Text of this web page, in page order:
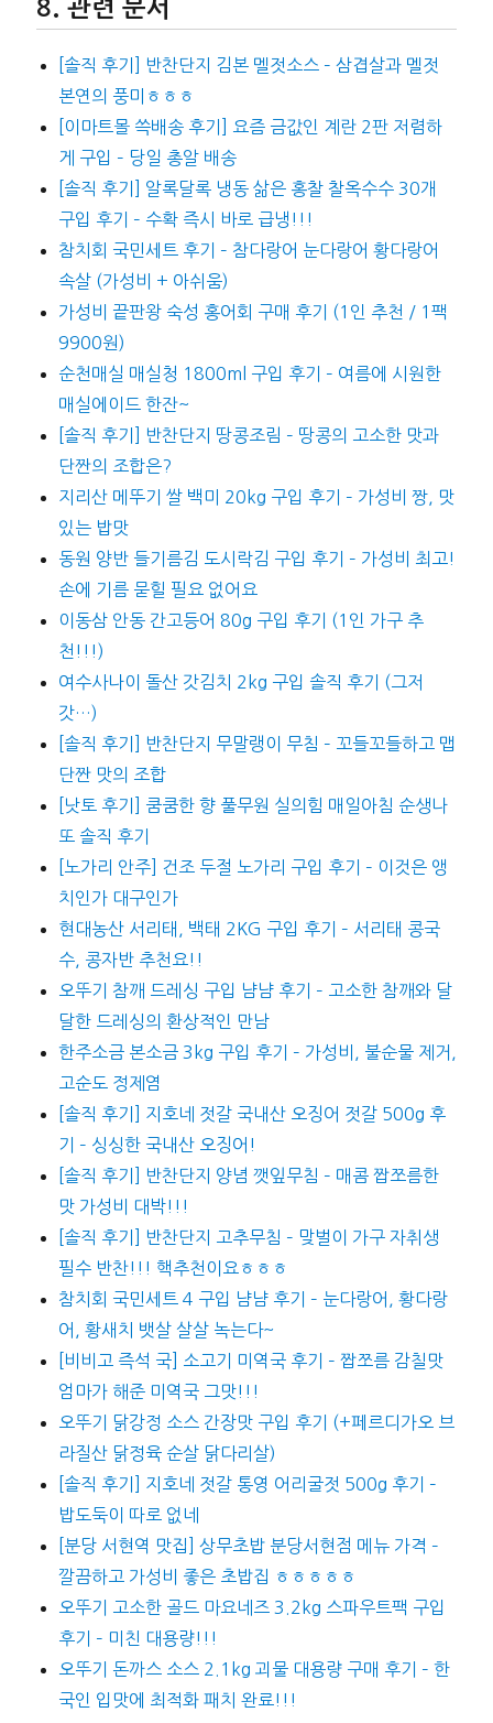
관련 문서
[솔직 후기] 반찬단지 김본 멜젓소스 – 삼겹살과 멜젓
본연의 풍미ㅎㅎㅎ
[이마트몰 쓱배송 후기] 요즘 금값인 계란 2판 저렴하
게 구입 – 당일 총알 배송
[솔직 후기] 알록달록 냉동 삶은 홍찰 찰옥수수 30개
구입 후기 – 수확 즉시 바로 급냉!!!
참치회 국민세트 후기 – 참다랑어 눈다랑어 황다랑어
속살 (가성비 + 아쉬움)
가성비 끝판왕 숙성 홍어회 구매 후기 (1인 추천 / 1팩
9900원)
순천매실 매실청 1800ml 구입 후기 – 여름에 시원한
매실에이드 한잔~
[솔직 후기] 반찬단지 땅콩조림 – 땅콩의 고소한 맛과
단짠의 조합은?
지리산 메뚜기 쌀 백미 20kg 구입 후기 – 가성비 짱, 맛
있는 밥맛
동원 양반 들기름김 도시락김 구입 후기 – 가성비 최고!
손에 기름 묻힐 필요 없어요
이동삼 안동 간고등어 80g 구입 후기 (1인 가구 추
천!!!)
여수사나이 돌산 갓김치 2kg 구입 솔직 후기 (그저
갓…)
[솔직 후기] 반찬단지 무말랭이 무침 – 꼬들꼬들하고 맵
단짠 맛의 조합
[낫토 후기] 쿰쿰한 향 풀무원 실의힘 매일아침 순생나
또 솔직 후기
[노가리 안주] 건조 두절 노가리 구입 후기 – 이것은 앵
치인가 대구인가
현대농산 서리태, 백태 2KG 구입 후기 – 서리태 콩국
수, 콩자반 추천요!!
오뚜기 참깨 드레싱 구입 냠냠 후기 – 고소한 참깨와 달
달한 드레싱의 환상적인 만남
한주소금 본소금 3kg 구입 후기 – 가성비, 불순물 제거,
고순도 정제염
[솔직 후기] 지호네 젓갈 국내산 오징어 젓갈 500g 후
기 – 싱싱한 국내산 오징어!
[솔직 후기] 반찬단지 양념 깻잎무침 – 매콤 짭쪼름한
맛 가성비 대박!!!
[솔직 후기] 반찬단지 고추무침 – 맞벌이 가구 자취생
필수 반찬!!! 핵추천이요ㅎㅎㅎ
참치회 국민세트 4 구입 냠냠 후기 – 눈다랑어, 황다랑
어, 황새치 뱃살 살살 녹는다~
[비비고 즉석 국] 소고기 미역국 후기 – 짭쪼름 감칠맛
엄마가 해준 미역국 그맛!!!
오뚜기 닭강정 소스 간장맛 구입 후기 (+페르디가오 브
라질산 닭정육 순살 닭다리살)
[솔직 후기] 지호네 젓갈 통영 어리굴젓 500g 후기 –
밥도둑이 따로 없네
[분당 서현역 맛집] 상무초밥 분당서현점 메뉴 가격 –
깔끔하고 가성비 좋은 초밥집 ㅎㅎㅎㅎㅎ
오뚜기 고소한 골드 마요네즈 3.2kg 스파우트팩 구입
후기 – 미친 대용량!!!
오뚜기 돈까스 소스 2.1kg 괴물 대용량 구매 후기 – 한
국인 입맛에 최적화 패치 완료!!!